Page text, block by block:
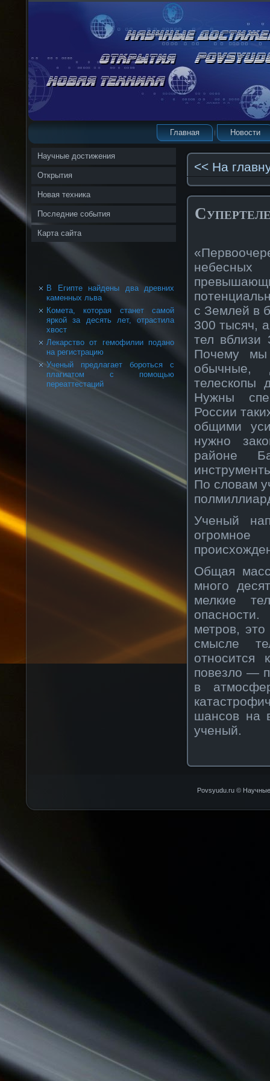
Главная Новости
Научные достижения
Открытия
Новая техника
Последние события
Карта сайта
В Египте найдены два древних
каменных льва
Комета, которая станет самой
яркой за десять лет, отрастила
хвост
Лекарство от гемофилии подано
на регистрацию
Ученый предлагает бороться с
плагиатом с помощью
переаттестаций
<< На
с Землей в
300 тысяч,
тел вблизи
Почему
обычные,
телескопы
Нужны
России
общими
нужно
районе
По словам
Ученый
Общая
много
мелкие
метров,
смысле
относится
повезло —
в
шансов на
ученый.
Povsyudu.ru © Научные